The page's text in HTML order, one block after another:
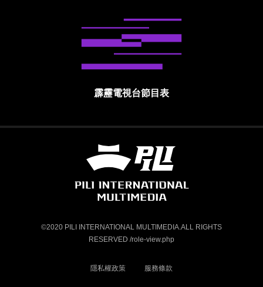
霹靂電視台節目表
霹靂國際多媒體股份有限公司 PILI
©2020 PILI INTERNATIONAL MULTIMEDIA.ALL RIGHTS
RESERVED /role-view.php
隱私權政策 服務條款